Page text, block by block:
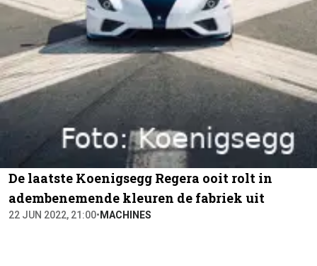
De laatste Koenigsegg Regera ooit rolt in
adembenemende kleuren de fabriek uit
22 JUN 2022, 21:00• MACHINES